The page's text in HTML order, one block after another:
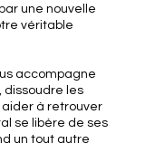
une nouvelle
véritable
accompagne
dissoudre les
à retrouver
se libère de ses
un tout autre